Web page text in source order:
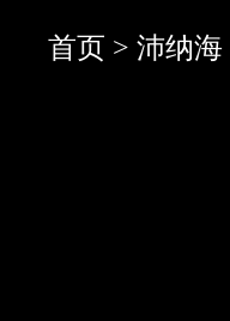
首页 > 沛纳海